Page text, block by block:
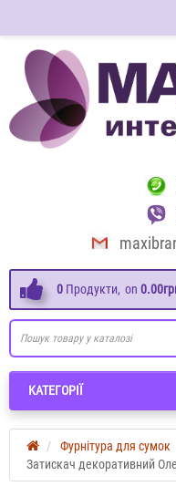
0 Продукти, on
КАТЕГОРІЇ
Фурнітура для сумок
Затискач декоративний